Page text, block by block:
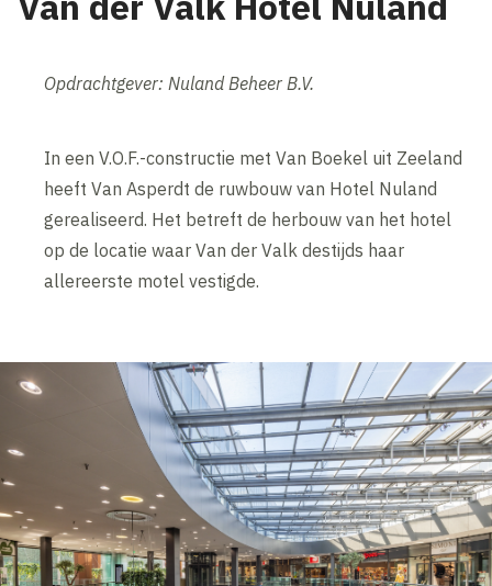
Opdrachtgever: Nuland Beheer B.V.
In een V.O.F.-constructie met Van Boekel uit Zeeland
heeft Van Asperdt de ruwbouw van Hotel Nuland
gerealiseerd. Het betreft de herbouw van het hotel
op de locatie waar Van der Valk destijds haar
allereerste motel vestigde.